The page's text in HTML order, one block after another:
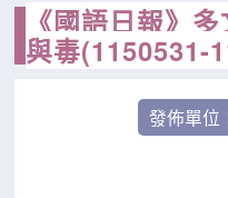
《國語日報》
與毒(1150531-
發佈單位